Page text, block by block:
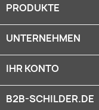
PRODUKTE
UNTERNEHMEN
IHR KONTO
B2B-SCHILDER.DE